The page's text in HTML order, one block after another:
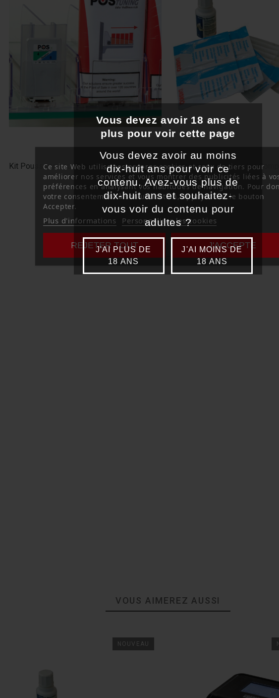
137x117x62
220 V
1 AN
Certifié BCE
Kit Poussoirs pour Tabac à rouler
Kit de Nettoyage pour les
billets
DANS LA MÊME CATÉGORIE
VOUS AIMEREZ AUSSI
NOUVEAU
Vous devez avoir 18 ans et
plus pour voir cette page
Vous devez avoir au moins
dix-huit ans pour voir ce
contenu. Avez-vous plus de
dix-huit ans et souhaitez-
vous voir du contenu pour
adultes ?
J'AI PLUS DE
18 ANS
J'AI MOINS DE
18 ANS
Ce site Web utilise ses propres cookies et ceux de tiers pour
améliorer nos services et vous montrer des publicités liées à
préférences en analysant vos habitudes de navigation. Pour
votre consentement à son utilisation, appuyez sur le bouton
Accepter.
Plus d'informations Personnaliser les cookies
REJETER TOUT J'ACCEPTE